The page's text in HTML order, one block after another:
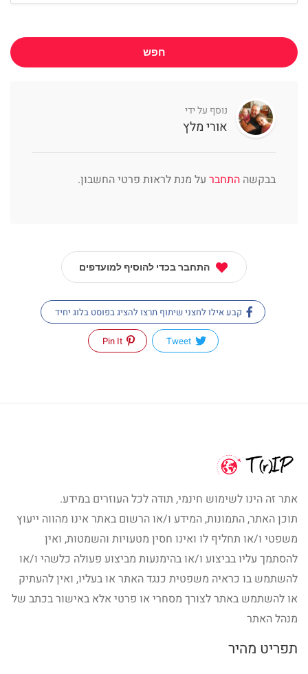
חפש
נוסף על ידי
אורי מלץ
בבקשה התחבר על מנת לראות פרטי החשבון.
התחבר בכדי להוסיף למועדפים
קבע אילו לחצני שיתוף תרצו להציג בפוסט בלוג יחיד
Tweet
Pin It
אתר זה הינו לשימוש חינמי, תודה לכל העוזרים במידע.
תוכן האתר, התמונות, המידע ו/או הרשום באתר אינו מהווה ייעוץ
משפטי ו/או תחליף לו ואינו חסין מטעויות והשמטות, ואין
להסתמך עליו בביצוע ו/או בהימנעות מביצוע פעולה כלשהי ו/או
להשתמש בו כראיה משפטית כנגד האתר או בעליו, ואין להעתיק
או להשתמש באתר לצורך מסחרי או פרטי אלא באישור בכתב של
מנהל האתר
תפריט מהיר